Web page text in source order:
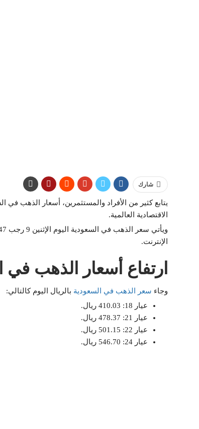
شارك
يتابع كثير من الأفراد والمستثمرين، أسعار الذهب في
الاقتصادية العالمية.
الإنترنت.
ارتفاع أسعار الذهب في
وجاء سعر الذهب في السعودية بالريال اليوم كالتالي:
عيار 18: 410.03 ريال.
عيار 21: 478.37 ريال.
عيار 22: 501.15 ريال.
عيار 24: 546.70 ريال.